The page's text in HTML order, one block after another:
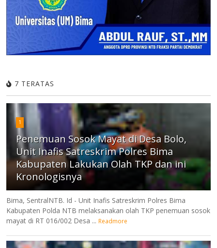
7 TERATAS
1
Penemuan Sosok Mayat di Desa Bolo,
Unit Inafis Satreskrim Polres Bima
Kabupaten Lakukan Olah TKP dan ini
Kronologisnya
Bima, SentralNTB. Id - Unit Inafis Satreskrim Polres Bima
Kabupaten Polda NTB melaksanakan olah TKP penemuan sosok
mayat di RT 016/002 Desa ... Readmore